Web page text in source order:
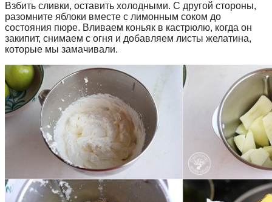
Взбить сливки, оставить холодными. С другой стороны,
разомните яблоки вместе с лимонным соком до
состояния пюре. Вливаем коньяк в кастрюлю, когда он
закипит, снимаем с огня и добавляем листы желатина,
которые мы замачивали.